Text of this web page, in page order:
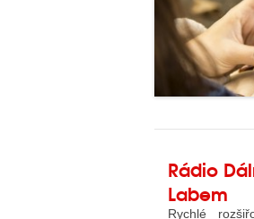
Rádio
Labem
Rychlé